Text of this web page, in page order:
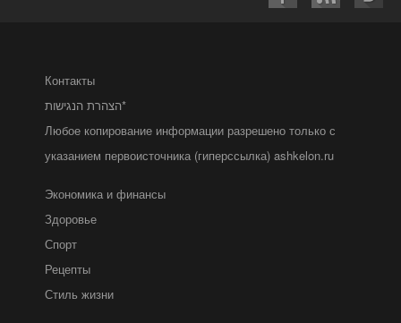
Контакты
הצהרת הנגישות*
Любое копирование информации разрешено только с
указанием первоисточника (гиперссылка) ashkelon.ru
Экономика и финансы
Здоровье
Спорт
Рецепты
Стиль жизни